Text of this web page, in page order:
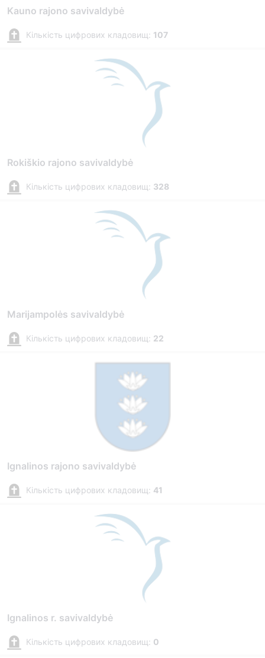
Kauno rajono savivaldybė
Кількість цифрових кладовищ: 107
Rokiškio rajono savivaldybė
Кількість цифрових кладовищ: 328
Marijampolės savivaldybė
Кількість цифрових кладовищ: 22
Ignalinos rajono savivaldybė
Кількість цифрових кладовищ: 41
Ignalinos r. savivaldybė
Кількість цифрових кладовищ: 0